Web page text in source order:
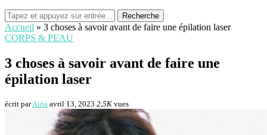
Recherche
Accueil » 3 choses à savoir avant de faire une épilation laser
CORPS & PEAU
3 choses à savoir avant de faire une
épilation laser
écrit parAina avril 13, 2023 2,5K vues